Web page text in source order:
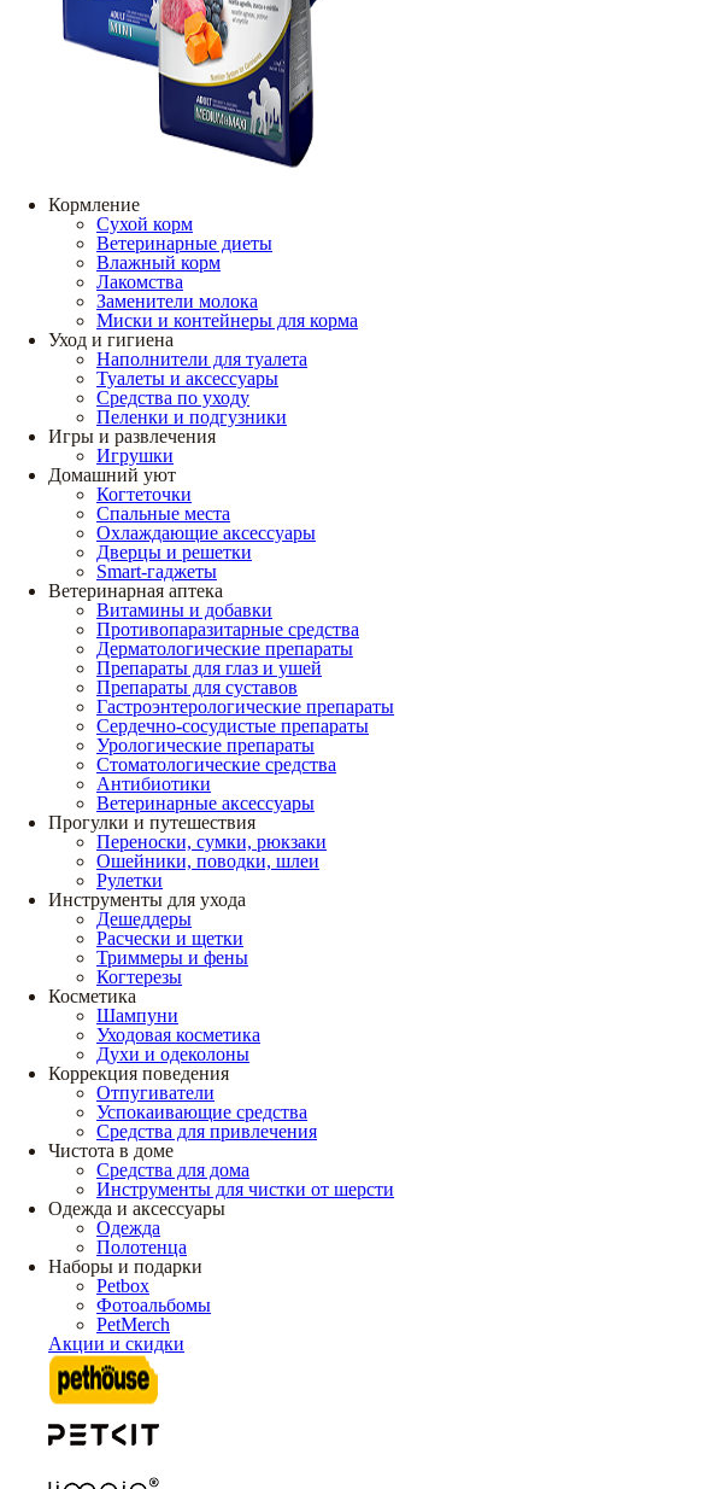
Кормление
Сухой корм
Ветеринарные диеты
Влажный корм
Лакомства
Заменители молока
Миски и контейнеры для корма
Уход и гигиена
Наполнители для туалета
Туалеты и аксессуары
Средства по уходу
Пеленки и подгузники
Игры и развлечения
Игрушки
Домашний уют
Когтеточки
Спальные места
Охлаждающие аксессуары
Дверцы и решетки
Smart-гаджеты
Ветеринарная аптека
Витамины и добавки
Противопаразитарные средства
Дерматологические препараты
Препараты для глаз и ушей
Препараты для суставов
Гастроэнтерологические препараты
Сердечно-сосудистые препараты
Урологические препараты
Стоматологические средства
Антибиотики
Ветеринарные аксессуары
Прогулки и путешествия
Переноски, сумки, рюкзаки
Ошейники, поводки, шлеи
Рулетки
Инструменты для ухода
Дешеддеры
Расчески и щетки
Триммеры и фены
Когтерезы
Косметика
Шампуни
Уходовая косметика
Духи и одеколоны
Коррекция поведения
Отпугиватели
Успокаивающие средства
Средства для привлечения
Чистота в доме
Средства для дома
Инструменты для чистки от шерсти
Одежда и аксессуары
Одежда
Полотенца
Наборы и подарки
Petbox
Фотоальбомы
PetMerch
Акции и скидки